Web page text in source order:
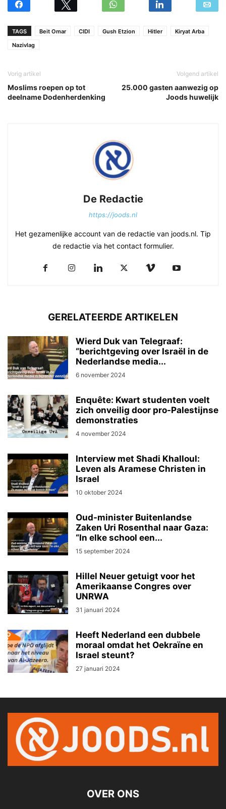
TAGS Beit Omar CIDI Gush Etzion Hitler
Kiryat Arba
Nazivlag
Vorig artikel
Moslims roepen op tot
deelname Dodenherdenking
Volgend artikel
25.000 gasten aanwezig op
Joods huwelijk
De Redactie
https://joods.nl
Het gezamenlijke account van de redactie van joods.nl. Tip
de redactie via het contact formulier.
GERELATEERDE ARTIKELEN
Wierd Duk van Telegraaf:
“berichtgeving over Israël in de
Nederlandse media...
6 november 2024
Enquête: Kwart studenten voelt
zich onveilig door pro-Palestijnse
demonstraties
4 november 2024
Interview met Shadi Khalloul:
Leven als Aramese Christen in
Israel
10 oktober 2024
Oud-minister Buitenlandse
Zaken Uri Rosenthal naar Gaza:
“In elke school een...
15 september 2024
Hillel Neuer getuigt voor het
Amerikaanse Congres over
UNRWA
31 januari 2024
Heeft Nederland een dubbele
moraal omdat het Oekraïne en
Israel steunt?
27 januari 2024
OVER ONS